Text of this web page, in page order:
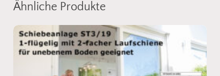
Einbausituation. Senden Sie uns einfach ein Foto
vom gewünschten Bereich, und wir zeigen Ihnen
geeigneteFliegengitteroderSpannrahmen
aus
unserem Sortiment. So einfach kann
Insektenschutz sein!
Ähnliche Produkte